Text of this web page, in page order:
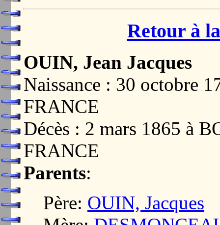
Retour à
OUIN, Jean Jacques
Naissance : 30 octobre
FRANCE
Décès : 2 mars 1865 à
FRANCE
Parents:
Père: OUIN, Jacques